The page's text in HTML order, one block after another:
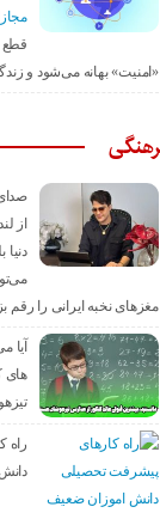
قطع
«امنیت» بهانه می‌شود و
از
دنیا
مغزهای نخبه ایرانی را رقم
آیا
های
راه